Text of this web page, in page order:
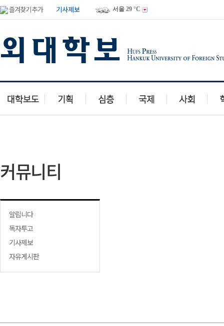
즐겨찾기 추가 기사제보 서울 29 °C
커뮤니티
알립니다
독자투고
기사제보
자유게시판